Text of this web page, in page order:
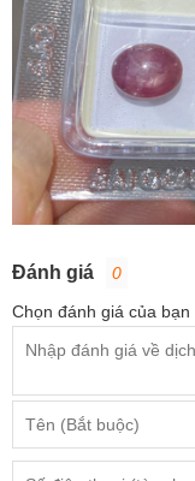
Đánh giá
0
Chọn đánh giá của bạn